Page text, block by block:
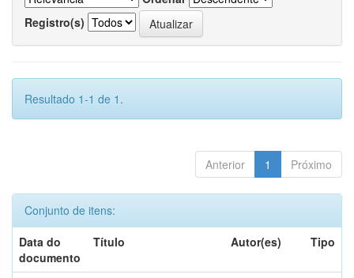
Registro(s)
Resultado 1-1 de 1.
Anterior 1 Próximo
Conjunto de itens:
Data do
documento
Título Autor(es) Tipo